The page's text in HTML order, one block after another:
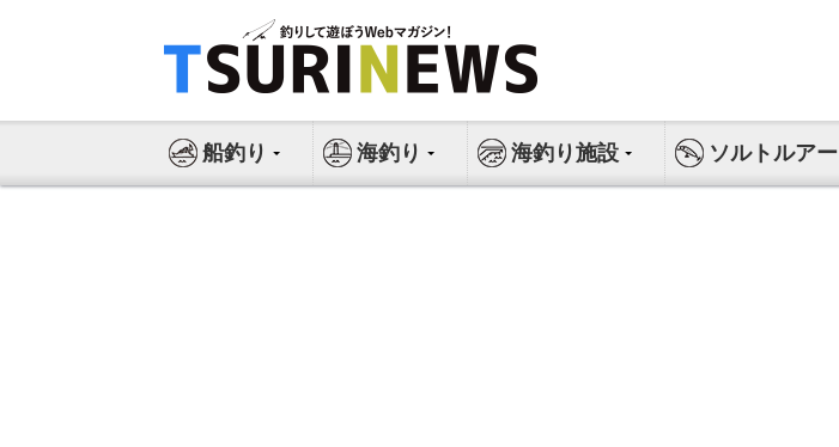
ス
船釣り 海釣り 海釣り施設 ソルトルアー